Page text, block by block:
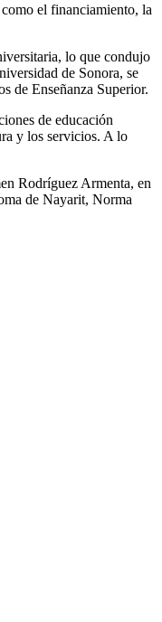
el financiamiento, la
lo que condujo
de Sonora, se
de Enseñanza Superior.
de educación
y los servicios. A lo
Rodríguez Armenta, en
de Nayarit, Norma